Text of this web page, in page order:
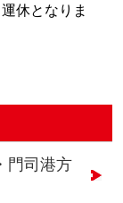
休となりま
門司港方